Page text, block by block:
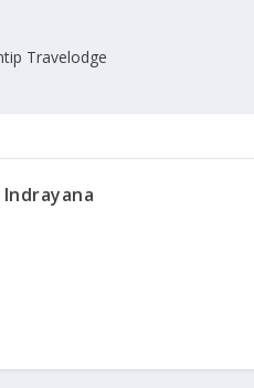
Travelodge
Indrayana